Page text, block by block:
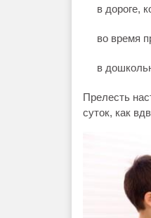
в дороге,
во время
в
Прелесть
суток, как